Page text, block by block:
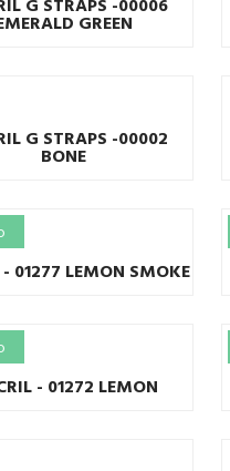
G STRAPS -00006
GREEN
G STRAPS -00002
BONE
01277 LEMON SMOKE
- 01272 LEMON